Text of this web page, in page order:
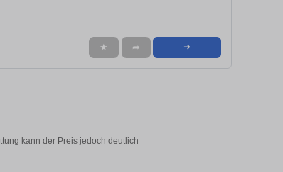
★ ➦ ➜
kann der Preis jedoch deutlich